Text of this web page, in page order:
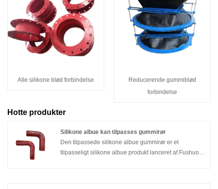
Alle silikone blød forbindelse
Reducerende gummiblød
forbindelse
Hotte produkter
Silikone albue kan tilpasses gummirør
Den tilpassede silikone albue gummirør er et
tilpasseligt silikone albue produkt lanceret af Fushuo til